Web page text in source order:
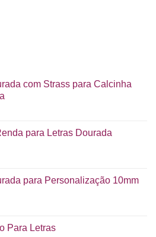
com Strass para Calcinha
para Letras Dourada
para Personalização 10mm
Para Letras